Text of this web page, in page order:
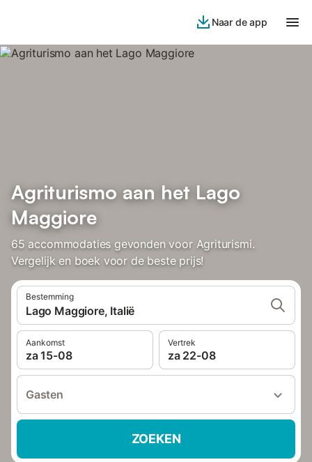
Naar de app
Agriturismo aan het Lago
Maggiore
65 accommodaties gevonden voor Agriturismi.
Vergelijk en boek voor de beste prijs!
Bestemming
Lago Maggiore, Italië
Aankomst
za 15-08
Vertrek
za 22-08
Gasten
ZOEKEN